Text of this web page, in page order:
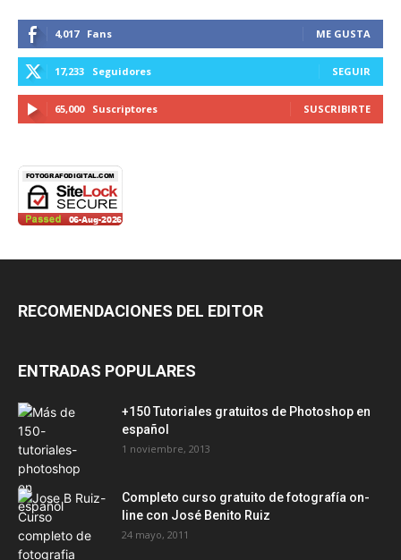
4,017 Fans ME GUSTA
17,233 Seguidores SEGUIR
65,000 Suscriptores SUSCRIBIRTE
RECOMENDACIONES DEL EDITOR
ENTRADAS POPULARES
+150 Tutoriales gratuitos de Photoshop en
español
1 noviembre, 2013
Completo curso gratuito de fotografía on-
line con José Benito Ruiz
24 mayo, 2011